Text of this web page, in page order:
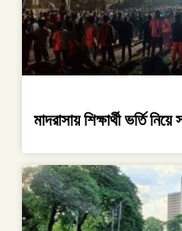
মাদরাসায় শিক্ষার্থী ভর্তি